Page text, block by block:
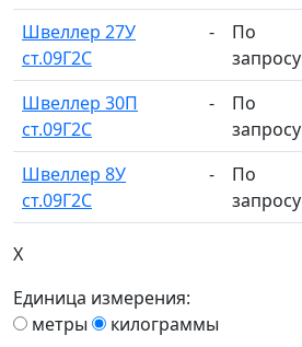
Швеллер 27У
ст.09Г2С
-
По
запросу
Швеллер 30П
ст.09Г2С
-
По
запросу
Швеллер 8У
ст.09Г2С
-
По
запросу
X
Единица измерения:
метры
килограммы